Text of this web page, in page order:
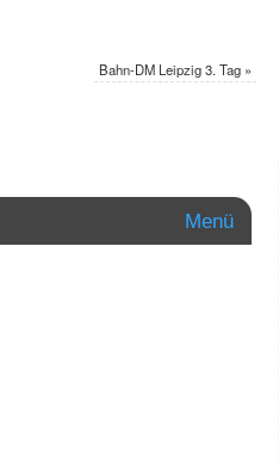
Bahn-DM Leipzig 3. Tag »
Menü